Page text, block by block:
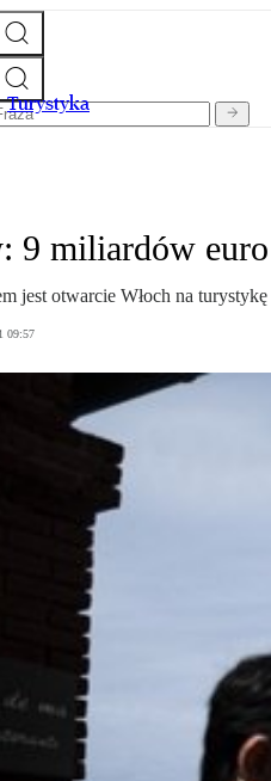
Turystyka
9 miliardów
jest otwarcie Włoch na
09:57